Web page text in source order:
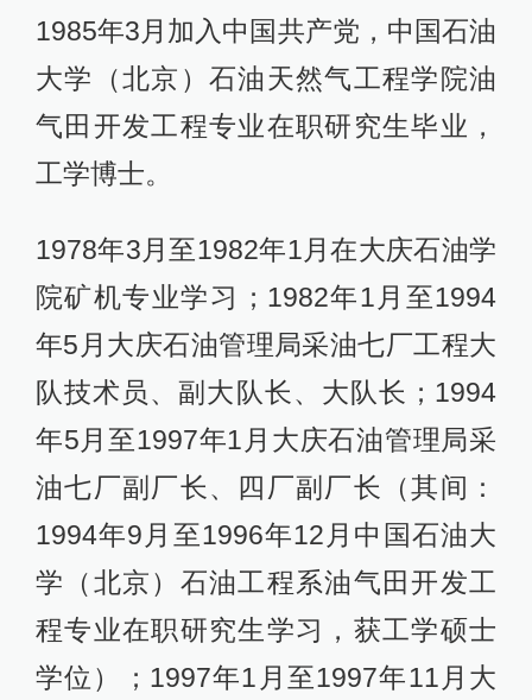
1985年3月加入中国共产党，中国石油
大学（北京）石油天然气工程学院油
气田开发工程专业在职研究生毕业，
工学博士。
1978年3月至1982年1月在大庆石油学
院矿机专业学习；1982年1月至1994
年5月大庆石油管理局采油七厂工程大
队技术员、副大队长、大队长；1994
年5月至1997年1月大庆石油管理局采
油七厂副厂长、四厂副厂长（其间：
1994年9月至1996年12月中国石油大
学（北京）石油工程系油气田开发工
程专业在职研究生学习，获工学硕士
学位）；1997年1月至1997年11月大